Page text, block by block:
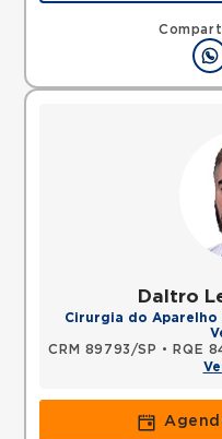
Rua Doutor Alceu de
Conceicao, Sao
Daltro
Cirurgia do Aparelho
CRM 89793/SP • RQE